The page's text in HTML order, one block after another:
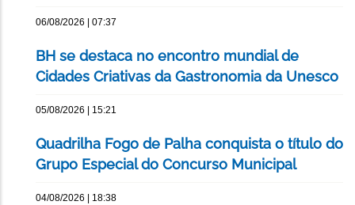
06/08/2026 | 07:37
BH se destaca no encontro mundial de
Cidades Criativas da Gastronomia da Unesco
05/08/2026 | 15:21
Quadrilha Fogo de Palha conquista o título do
Grupo Especial do Concurso Municipal
04/08/2026 | 18:38